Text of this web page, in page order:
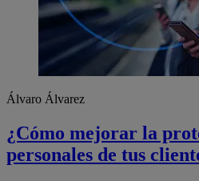
Álvaro Álvarez
¿Cómo mejorar la
personales de tus